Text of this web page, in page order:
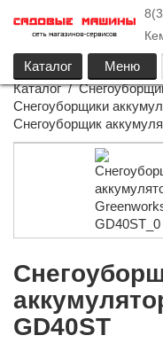
Каталог
Меню
Каталог /
Снегоуборщики
Снегоуборщик
GD40ST